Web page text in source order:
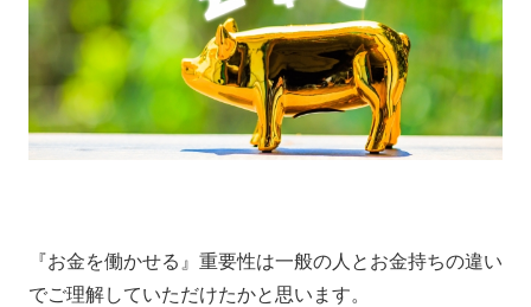
『お金を働かせる』重要性は一般の人とお金持ちの違い
でご理解していただけたかと思います。